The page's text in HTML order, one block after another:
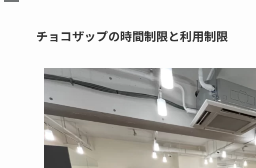
チョコザップの時間制限と利用制限